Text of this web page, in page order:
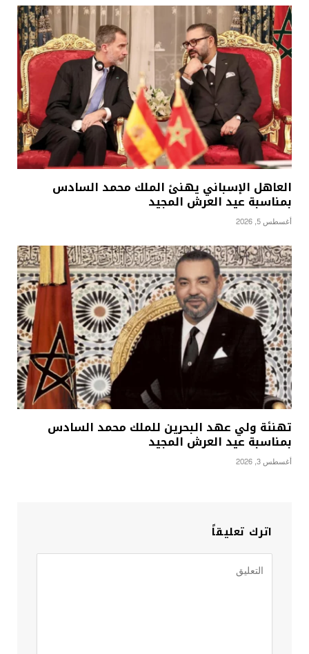
العاهل الإسباني يهنئ الملك محمد السادس
بمناسبة عيد العرش المجيد
أغسطس 5, 2026
تهنئة ولي عهد البحرين للملك محمد السادس
بمناسبة عيد العرش المجيد
أغسطس 3, 2026
اترك تعليقاً